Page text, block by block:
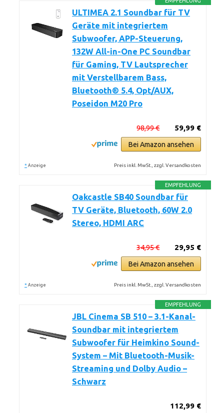
ULTIMEA 2.1 Soundbar für TV
Geräte mit integriertem
Subwoofer, APP-Steuerung,
132W All-in-One PC Soundbar
für Gaming, TV Lautsprecher
mit Verstellbarem Bass,
Bluetooth® 5.4, Opt/AUX,
Poseidon M20 Pro
59,99 €
98,99 €
Bei Amazon ansehen
* Anzeige Preis inkl. MwSt., zzgl. Versandkosten
EMPFEHLUNG
Oakcastle SB40 Soundbar für
TV Geräte, Bluetooth, 60W 2.0
Stereo, HDMI ARC
29,95 €
34,95 €
Bei Amazon ansehen
* Anzeige Preis inkl. MwSt., zzgl. Versandkosten
EMPFEHLUNG
JBL Cinema SB 510 – 3.1-Kanal-
Soundbar mit integriertem
Subwoofer für Heimkino Sound-
System – Mit Bluetooth-Musik-
Streaming und Dolby Audio –
Schwarz
112,99 €